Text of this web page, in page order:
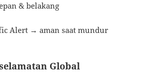
& belakang
Alert → aman saat mundur
Global